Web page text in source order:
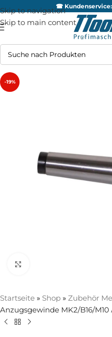
Skip to navigation
Skip to main content
☎ Kundenservice:
-19%
Startseite » Shop » Zubehör
Anzugsgewinde MK2/B16/M10